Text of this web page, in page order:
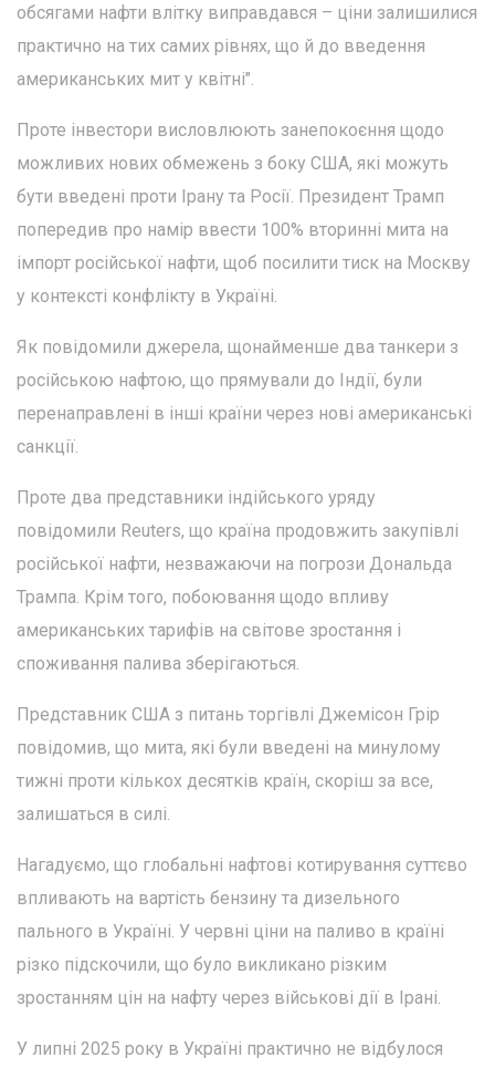
обсягами нафти влітку виправдався – ціни залишилися
практично на тих самих рівнях, що й до введення
американських мит у квітні".
Проте інвестори висловлюють занепокоєння щодо
можливих нових обмежень з боку США, які можуть
бути введені проти Ірану та Росії. Президент Трамп
попередив про намір ввести 100% вторинні мита на
імпорт російської нафти, щоб посилити тиск на Москву
у контексті конфлікту в Україні.
Як повідомили джерела, щонайменше два танкери з
російською нафтою, що прямували до Індії, були
перенаправлені в інші країни через нові американські
санкції.
Проте два представники індійського уряду
повідомили Reuters, що країна продовжить закупівлі
російської нафти, незважаючи на погрози Дональда
Трампа. Крім того, побоювання щодо впливу
американських тарифів на світове зростання і
споживання палива зберігаються.
Представник США з питань торгівлі Джемісон Грір
повідомив, що мита, які були введені на минулому
тижні проти кількох десятків країн, скоріш за все,
залишаться в силі.
Нагадуємо, що глобальні нафтові котирування суттєво
впливають на вартість бензину та дизельного
пального в Україні. У червні ціни на паливо в країні
різко підскочили, що було викликано різким
зростанням цін на нафту через військові дії в Ірані.
У липні 2025 року в Україні практично не відбулося